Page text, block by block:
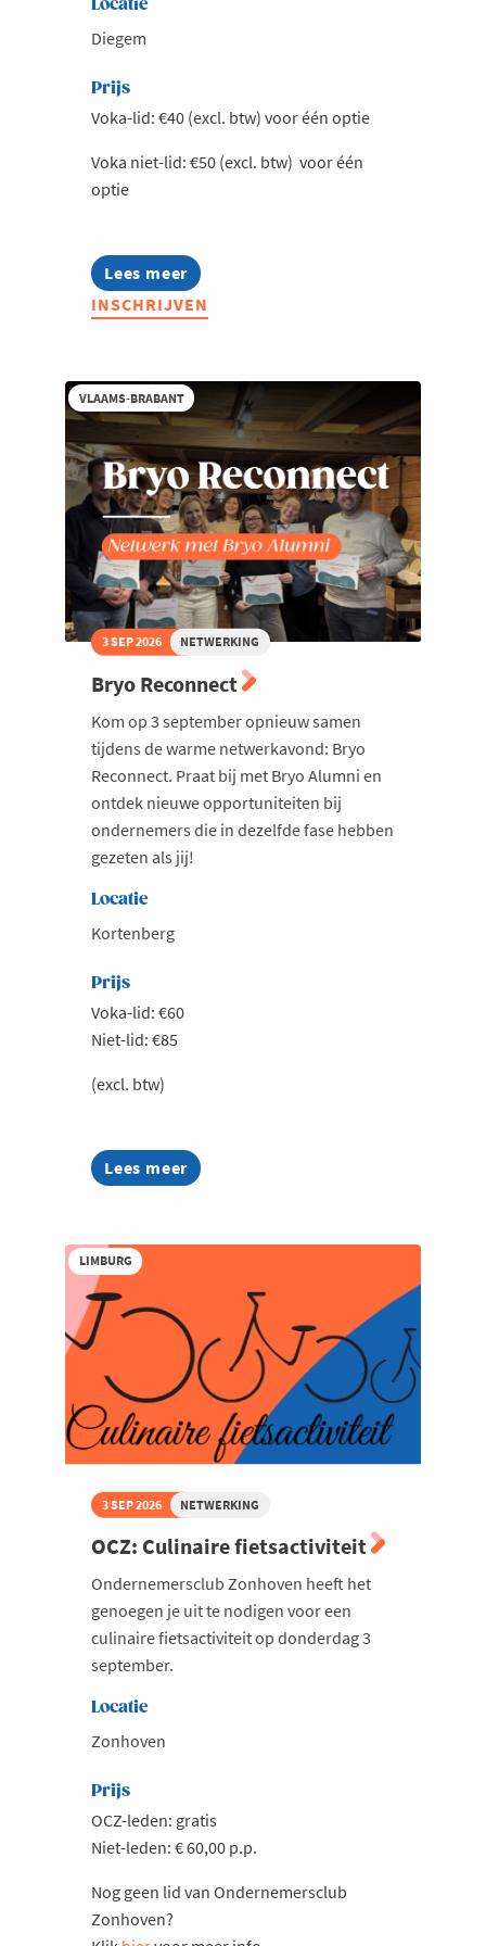
Locatie
Diegem
Prijs
Voka-lid: €40 (excl. btw) voor één optie
Voka niet-lid: €50 (excl. btw) voor één
optie
Lees meer
about
Afterwork
@
Valk
INSCHRIJVEN
VLAAMS-BRABANT
3 SEP 2026 NETWERKING
Bryo Reconnect
Kom op 3 september opnieuw samen
tijdens de warme netwerkavond: Bryo
Reconnect. Praat bij met Bryo Alumni en
ontdek nieuwe opportuniteiten bij
ondernemers die in dezelfde fase hebben
gezeten als jij!
Locatie
Kortenberg
Prijs
Voka-lid: €60
Niet-lid: €85
(excl. btw)
Lees meer
about
Bryo
LIMBURG
3 SEP 2026 NETWERKING
OCZ: Culinaire fietsactiviteit
Ondernemersclub Zonhoven heeft het
genoegen je uit te nodigen voor een
culinaire fietsactiviteit op donderdag 3
september.
Locatie
Zonhoven
Prijs
OCZ-leden: gratis
Niet-leden: € 60,00 p.p.
Nog geen lid van Ondernemersclub
Zonhoven?